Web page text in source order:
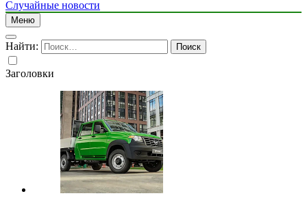
Случайные новости
Меню
Найти:
Заголовки